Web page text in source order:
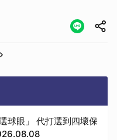
球眼」 代打選到四壞保